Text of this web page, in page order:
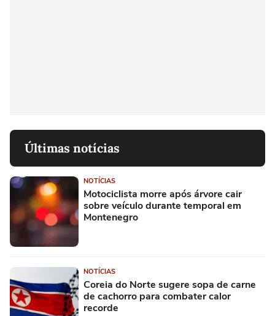
Últimas notícias
NOTÍCIAS
Motociclista morre após árvore cair
sobre veículo durante temporal em
Montenegro
NOTÍCIAS
Coreia do Norte sugere sopa de carne
de cachorro para combater calor
recorde